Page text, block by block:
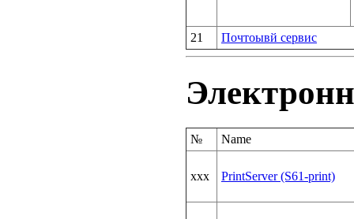
21 Почтоывй сервис
№ Name
xxx PrintServer (S61-print)